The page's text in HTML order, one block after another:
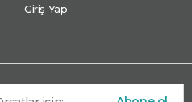
Giriş Yap